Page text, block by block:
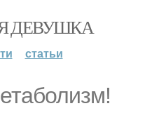
ДЕВУШКА
статьи